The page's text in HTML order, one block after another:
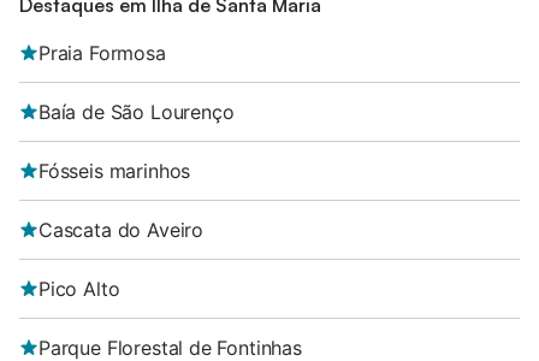
Destaques em Ilha de Santa Maria
Praia Formosa
Baía de São Lourenço
Fósseis marinhos
Cascata do Aveiro
Pico Alto
Parque Florestal de Fontinhas